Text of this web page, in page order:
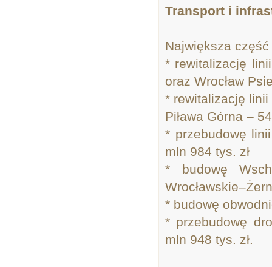
Transport i
Największa
* rewitalizację
oraz Wrocław
* rewitalizację
Piława Górna –
* przebudowę
mln 984 tys. zł
* budowę
* budowę
* przebudowę
mln 948 tys. zł.